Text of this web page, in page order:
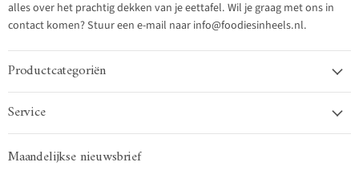
alles over het prachtig dekken van je eettafel. Wil je graag met ons in
contact komen? Stuur een e-mail naar info@foodiesinheels.nl.
Productcategoriën
Service
Maandelijkse nieuwsbrief